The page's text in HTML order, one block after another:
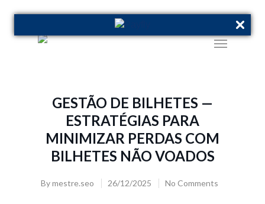
GESTÃO DE BILHETES —
ESTRATÉGIAS PARA
MINIMIZAR PERDAS COM
BILHETES NÃO VOADOS
Bymestre.seo 26/12/2025 No Comments